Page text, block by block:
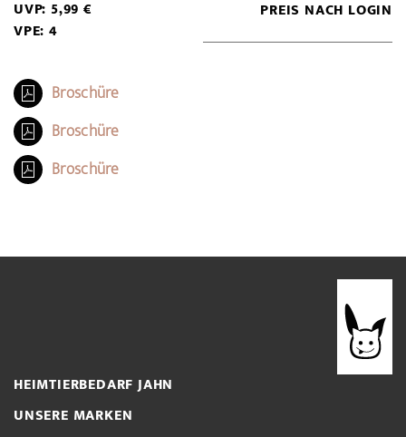
UVP: 5,99 €
VPE: 4
PREIS NACH LOGIN
Broschüre
Broschüre
Broschüre
HEIMTIERBEDARF JAHN
UNSERE MARKEN